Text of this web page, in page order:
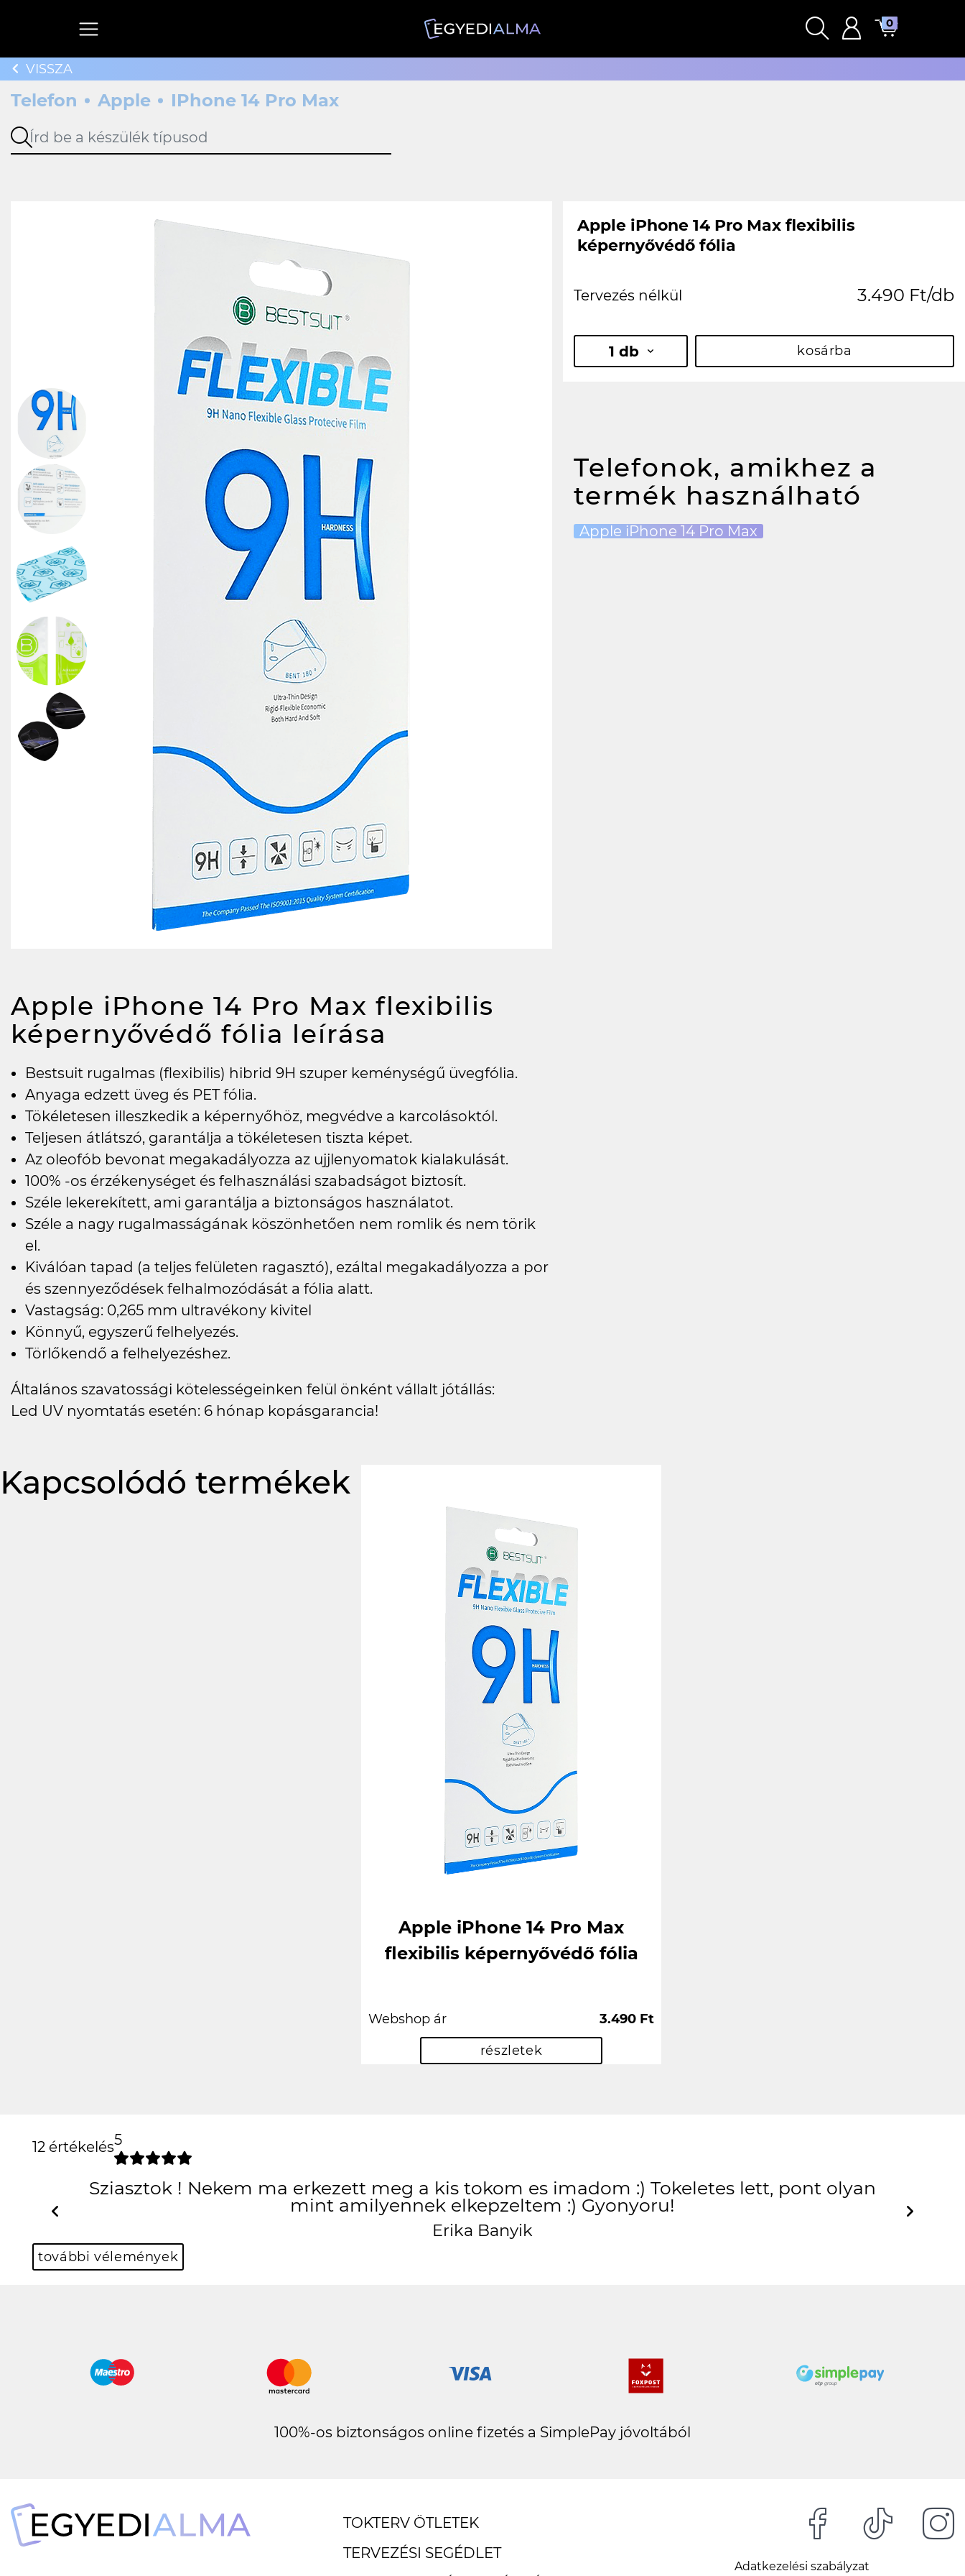
0
VISSZA
Telefon Apple IPhone 14 Pro Max
Apple iPhone 14 Pro Max flexibilis
képernyővédő fólia leírása
Bestsuit rugalmas (flexibilis) hibrid 9H szuper keménységű üvegfólia.
Anyaga edzett üveg és PET fólia.
Tökéletesen illeszkedik a képernyőhöz, megvédve a karcolásoktól.
Teljesen átlátszó, garantálja a tökéletesen tiszta képet.
Az oleofób bevonat megakadályozza az ujjlenyomatok kialakulását.
100% -os érzékenységet és felhasználási szabadságot biztosít.
Széle lekerekített, ami garantálja a biztonságos használatot.
Széle a nagy rugalmasságának köszönhetően nem romlik és nem törik
el.
Kiválóan tapad (a teljes felületen ragasztó), ezáltal megakadályozza a por
és szennyeződések felhalmozódását a fólia alatt.
Vastagság: 0,265 mm ultravékony kivitel
Könnyű, egyszerű felhelyezés.
Törlőkendő a felhelyezéshez.
Általános szavatossági kötelességeinken felül önként vállalt jótállás:
Led UV nyomtatás esetén: 6 hónap kopásgarancia!
Apple iPhone 14 Pro Max flexibilis
képernyővédő fólia
Tervezés nélkül 3.490 Ft/db
1 db kosárba
Telefonok, amikhez a
termék használható
Apple iPhone 14 Pro Max
Kapcsolódó termékek
Apple iPhone 14 Pro Max
flexibilis képernyővédő fólia
Webshop ár
3.490 Ft
részletek
12 értékelés5
Sziasztok ! Nekem ma erkezett meg a kis tokom es imadom :) Tokeletes lett, pont olyan
mint amilyennek elkepzeltem :) Gyonyoru!
Erika Banyik
Previous Next
további vélemények
100%-os biztonságos online fizetés a SimplePay jóvoltából
TOKTERV ÖTLETEK
TERVEZÉSI SEGÉDLET
Adatkezelési szabályzat